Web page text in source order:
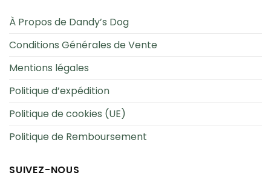
À Propos de Dandy’s Dog
Conditions Générales de Vente
Mentions légales
Politique d’expédition
Politique de cookies (UE)
Politique de Remboursement
SUIVEZ-NOUS